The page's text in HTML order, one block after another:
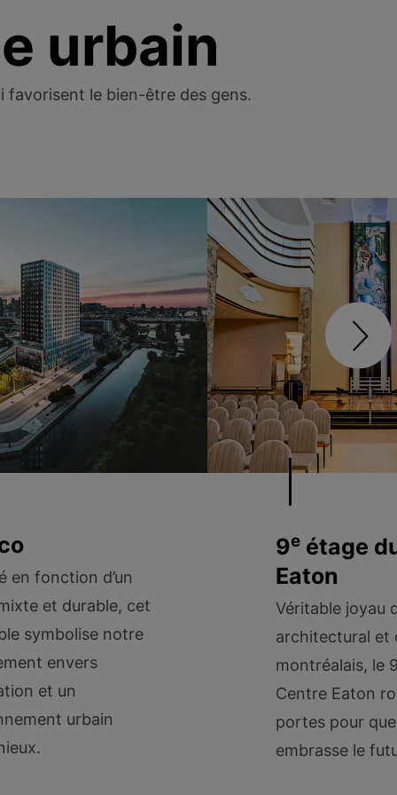
urbain
favorisent le bien-être des gens.
en fonction d’un
et durable, cet
symbolise notre
envers
et un
urbain
9eétage
Eaton
Véritable joyau
architectural et
montréalais, le
Centre Eaton
portes pour
embrasse le